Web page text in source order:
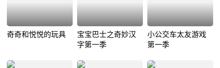
奇奇和悦悦的玩具
宝宝巴士之奇妙汉
字第一季
小公交车太友游戏
第一季